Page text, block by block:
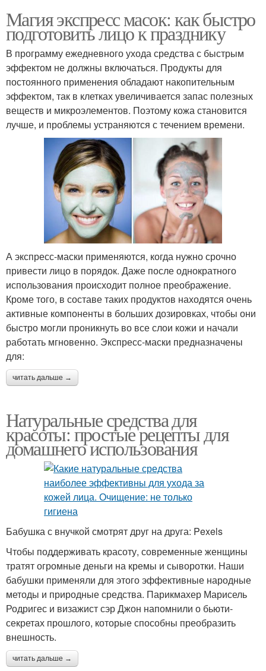
Магия экспресс масок: как быстро
подготовить лицо к празднику
В программу ежедневного ухода средства с быстрым
эффектом не должны включаться. Продукты для
постоянного применения обладают накопительным
эффектом, так в клетках увеличивается запас полезных
веществ и микроэлементов. Поэтому кожа становится
лучше, и проблемы устраняются с течением времени.
А экспресс-маски применяются, когда нужно срочно
привести лицо в порядок. Даже после однократного
использования происходит полное преображение.
Кроме того, в составе таких продуктов находятся очень
активные компоненты в больших дозировках, чтобы они
быстро могли проникнуть во все слои кожи и начали
работать мгновенно. Экспресс-маски предназначены
для:
читать дальше →
Натуральные средства для
красоты: простые рецепты для
домашнего использования
Бабушка с внучкой смотрят друг на друга: Pexels
Чтобы поддерживать красоту, современные женщины
тратят огромные деньги на кремы и сыворотки. Наши
бабушки применяли для этого эффективные народные
методы и природные средства. Парикмахер Марисель
Родригес и визажист сэр Джон напомнили о бьюти-
секретах прошлого, которые способны преобразить
внешность.
читать дальше →